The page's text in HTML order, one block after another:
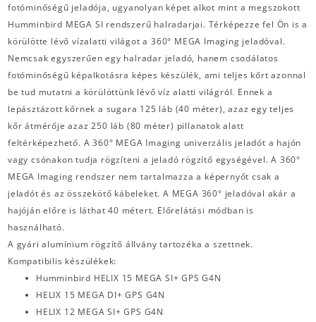
fotóminőségű jeladója, ugyanolyan képet alkot mint a megszokott
Humminbird MEGA SI rendszerű halradarjai. Térképezze fel Ön is a
körülötte lévő vízalatti világot a 360° MEGA Imaging jeladóval.
Nemcsak egyszerűen egy halradar jeladó, hanem csodálatos
fotóminőségű képalkotásra képes készülék, ami teljes kőrt azonnal
be tud mutatni a körülöttünk lévő víz alatti világról. Ennek a
lepásztázott kőrnek a sugara 125 láb (40 méter), azaz egy teljes
kőr átmérője azaz 250 láb (80 méter) pillanatok alatt
feltérképezhető. A 360° MEGA Imaging univerzális jeladót a hajón
vagy csónakon tudja rögzíteni a jeladó rögzítő egységével. A 360°
MEGA Imaging rendszer nem tartalmazza a képernyőt csak a
jeladót és az összekötő kábeleket. A MEGA 360° jeladóval akár a
hajóján előre is láthat 40 métert. Előrelátási módban is
használható.
A gyári alumínium rögzítő állvány tartozéka a szettnek.
Kompatibilis készülékek:
Humminbird HELIX 15 MEGA SI+ GPS G4N
HELIX 15 MEGA DI+ GPS G4N
HELIX 12 MEGA SI+ GPS G4N